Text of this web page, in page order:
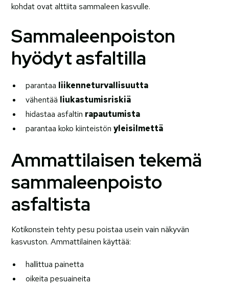
kohdat ovat alttiita sammaleen kasvulle.
Sammaleenpoiston
hyödyt asfaltilla
parantaa liikenneturvallisuutta
vähentää liukastumisriskiä
hidastaa asfaltin rapautumista
parantaa koko kiinteistönyleisilmettä
Ammattilaisen tekemä
sammaleenpoisto
asfaltista
Kotikonstein tehty pesu poistaa usein vain näkyvän
kasvuston. Ammattilainen käyttää:
hallittua painetta
oikeita pesuaineita